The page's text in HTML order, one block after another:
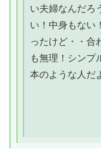
い夫婦なんだ
い！中身もない
ったけど・・
も無理！シン
本のような人だ